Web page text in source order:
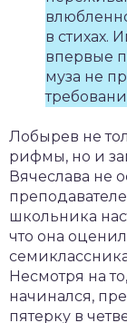
в стихах.
впервые
муза не
Лобырев не
рифмы, но и
Вячеслава не
школьника
что она
Несмотря на
начинался,
пятерку в